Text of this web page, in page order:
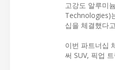
고강도 알루미
Technologies)
십을 체결했다
이번 파트너십
써 SUV, 픽업